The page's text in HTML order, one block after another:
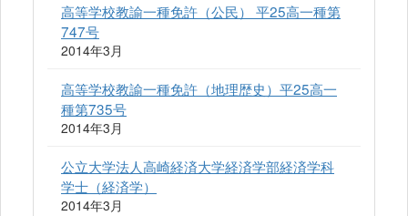
高等学校教諭一種免許（公民） 平25高一種第
747号
2014年3月
高等学校教諭一種免許（地理歴史）平25高一
種第735号
2014年3月
公立大学法人高崎経済大学経済学部経済学科
学士（経済学）
2014年3月